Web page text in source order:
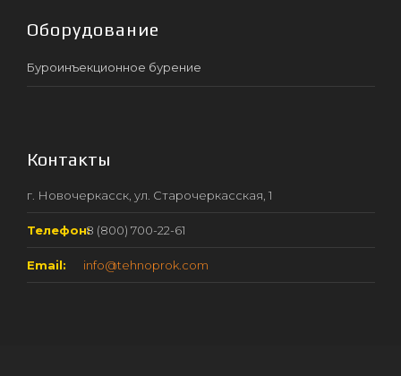
Оборудование
Буроинъекционное бурение
Контакты
г. Новочеркасск, ул. Старочеркасская, 1
Телефон:8 (800) 700-22-61
Email: info@tehnoprok.com